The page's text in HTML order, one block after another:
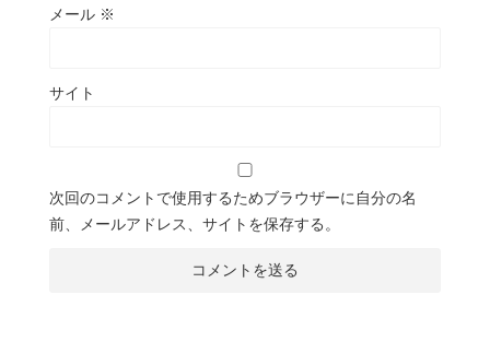
メール ※
サイト
次回のコメントで使用するためブラウザーに自分の名
前、メールアドレス、サイトを保存する。